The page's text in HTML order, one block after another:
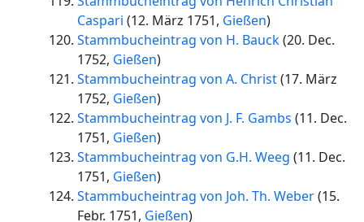
Caspari (12. März 1751, Gießen)
Stammbucheintrag von H. Bauck(20. Dec.
1752, Gießen)
Stammbucheintrag von A. Christ(17. März
1752, Gießen)
Stammbucheintrag von J. F. Gambs (11. Dec.
1751, Gießen)
Stammbucheintrag von G.H. Weeg (11. Dec.
1751, Gießen)
Stammbucheintrag von Joh. Th. Weber(15.
Febr. 1751, Gießen)